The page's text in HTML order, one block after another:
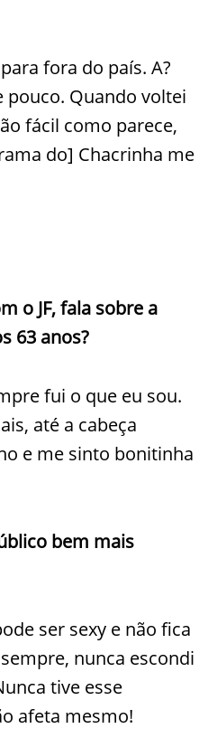
fora do país. A?
pouco. Quando voltei
fácil como parece,
do] Chacrinha me
o JF, fala sobre a
63 anos?
fui o que eu sou.
até a cabeça
e me sinto bonitinha
bem mais
ser sexy e não fica
nunca escondi
tive esse
afeta mesmo!